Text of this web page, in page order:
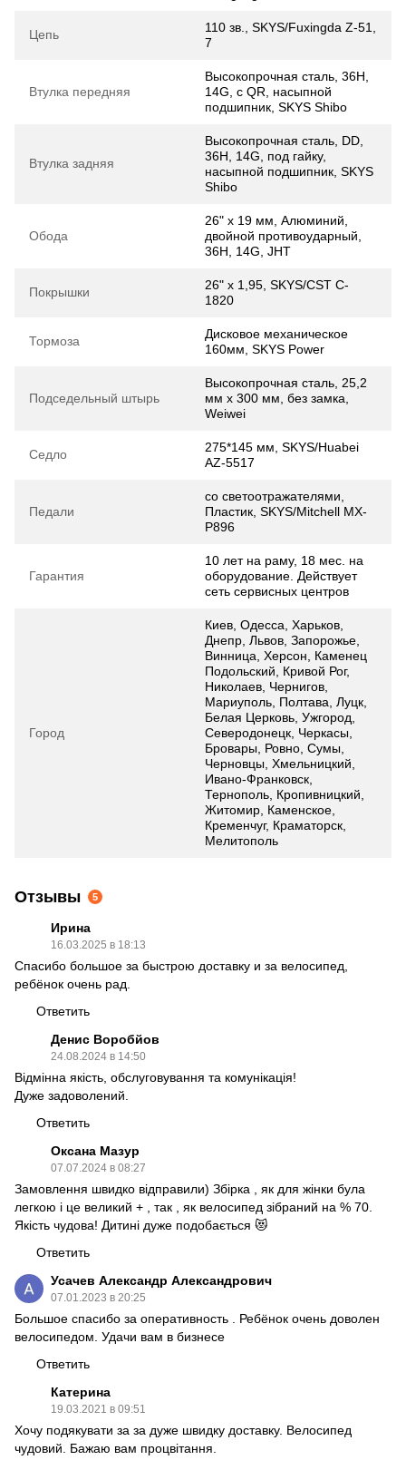
Цепь
110 зв., SKYS/Fuxingda Z-51,
7
Втулка передняя
Высокопрочная сталь, 36H,
14G, с QR, насыпной
подшипник, SKYS Shibo
Втулка задняя
Высокопрочная сталь, DD,
36H, 14G, под гайку,
насыпной подшипник, SKYS
Shibo
Обода
26" х 19 мм, Алюминий,
двойной противоударный,
36H, 14G, JHT
Покрышки
26" x 1,95, SKYS/CST C-
1820
Тормоза
Дисковое механическое
160мм, SKYS Power
Подседельный штырь
Высокопрочная сталь, 25,2
мм х 300 мм, без замка,
Weiwei
Седло
275*145 мм, SKYS/Huabei
AZ-5517
Педали
со светоотражателями,
Пластик, SKYS/Mitchell MX-
P896
Гарантия
10 лет на раму, 18 мес. на
оборудование. Действует
сеть сервисных центров
Город
Киев, Одесса, Харьков,
Днепр, Львов, Запорожье,
Винница, Херсон, Каменец
Подольский, Кривой Рог,
Николаев, Чернигов,
Мариуполь, Полтава, Луцк,
Белая Церковь, Ужгород,
Северодонецк, Черкасы,
Бровары, Ровно, Сумы,
Черновцы, Хмельницкий,
Ивано-Франковск,
Тернополь, Кропивницкий,
Житомир, Каменское,
Кременчуг, Краматорск,
Мелитополь
Отзывы 5
Ирина
16.03.2025 в 18:13
Спасибо большое за быстрою доставку и за велосипед,
ребёнок очень рад.
Ответить
Денис Воробйов
24.08.2024 в 14:50
Відмінна якість, обслуговування та комунікація!
Дуже задоволений.
Ответить
Оксана Мазур
07.07.2024 в 08:27
Замовлення швидко відправили) Збірка , як для жінки була
легкою і це великий + , так , як велосипед зібраний на % 70.
Якість чудова! Дитині дуже подобається 😻
Ответить
Усачев Александр Александрович
07.01.2023 в 20:25
Большое спасибо за оперативность . Ребёнок очень доволен
велосипедом. Удачи вам в бизнесе
Ответить
Катерина
19.03.2021 в 09:51
Хочу подякувати за за дуже швидку доставку. Велосипед
чудовий. Бажаю вам процвітання.